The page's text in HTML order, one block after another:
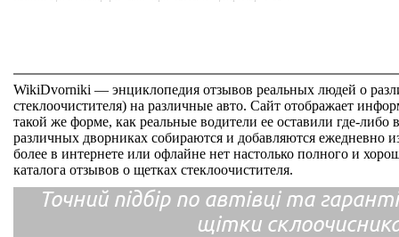
WikiDvorniki — энциклопедия отзывов реальных людей о
стеклоочистителя) на различные авто. Сайт отображает
такой же форме, как реальные водители ее оставили где-либо
различных дворниках собираются и добавляются ежедневно
более в интернете или офлайне нет настолько полного и
каталога отзывов о щетках стеклоочистителя.
Точний підбір по автівці та
щітки